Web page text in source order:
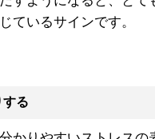
ているサインです。
する